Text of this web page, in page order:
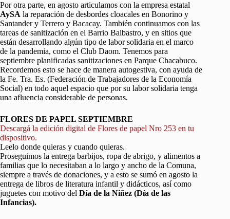
Por otra parte, en agosto articulamos con la empresa estatal
AySA la reparación de desbordes cloacales en Bonorino y
Santander y Terrero y Bacacay. También continuamos con las
tareas de sanitización en el Barrio Balbastro, y en sitios que
están desarrollando algún tipo de labor solidaria en el marco
de la pandemia, como el Club Daom. Tenemos para
septiembre planificadas sanitizaciones en Parque Chacabuco.
Recordemos esto se hace de manera autogestiva, con ayuda de
la Fe. Tra. Es. (Federación de Trabajadores de la Economía
Social) en todo aquel espacio que por su labor solidaria tenga
una afluencia considerable de personas.
FLORES DE PAPEL SEPTIEMBRE
Descargá la edición digital de Flores de papel Nro 253 en tu
dispositivo.
Leelo donde quieras y cuando quieras.
Proseguimos la entrega barbijos, ropa de abrigo, y alimentos a
familias que lo necesitaban a lo largo y ancho de la Comuna,
siempre a través de donaciones, y a esto se sumó en agosto la
entrega de libros de literatura infantil y didácticos, así como
juguetes con motivo del Día de la Niñez (Día de las
Infancias).